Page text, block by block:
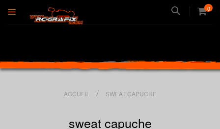
0
ACCUEIL SWEAT CAPUCHE
sweat capuche